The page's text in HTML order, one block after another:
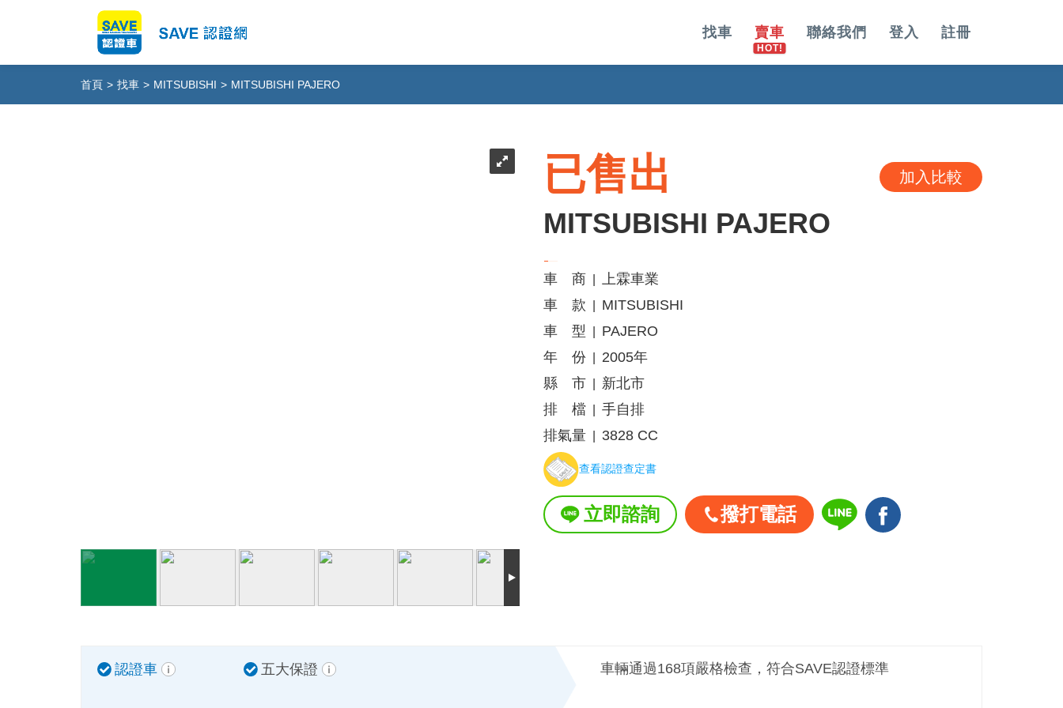
找車 賣車 聯絡我們 登入 註冊
首頁 > 找車 > MITSUBISHI > MITSUBISHI PAJERO
已售出 加入比較
MITSUBISHI PAJERO
車 商
上霖車業
車 款
MITSUBISHI
車 型
PAJERO
年 份
2005年
縣 市
新北市
排 檔
手自排
排氣量
3828 CC
查看認證查定書
立即諮詢 撥打電話
認證車 五大保證 車輛通過168項嚴格檢查，符合SAVE認證標準